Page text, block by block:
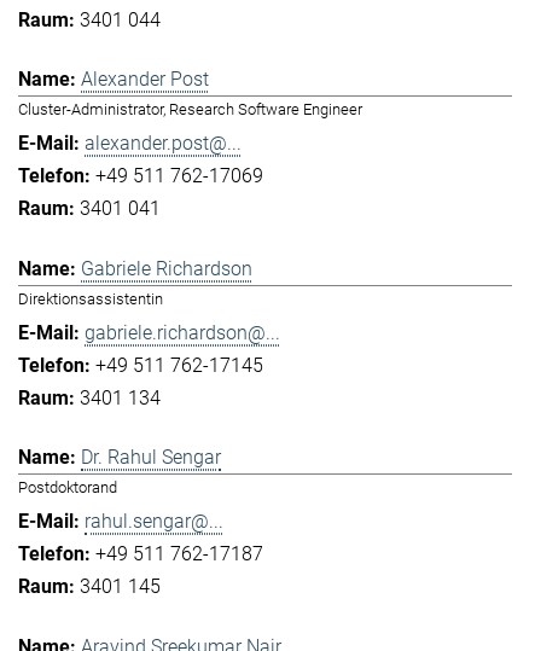
3401 044
Alexander Post
Cluster-Administrator, Research Software Engineer
alexander.post@...
+49 511 762-17069
3401 041
Gabriele Richardson
Direktionsassistentin
gabriele.richardson@...
+49 511 762-17145
3401 134
Dr. Rahul Sengar
Postdoktorand
rahul.sengar@...
+49 511 762-17187
3401 145
Aravind Sreekumar Nair